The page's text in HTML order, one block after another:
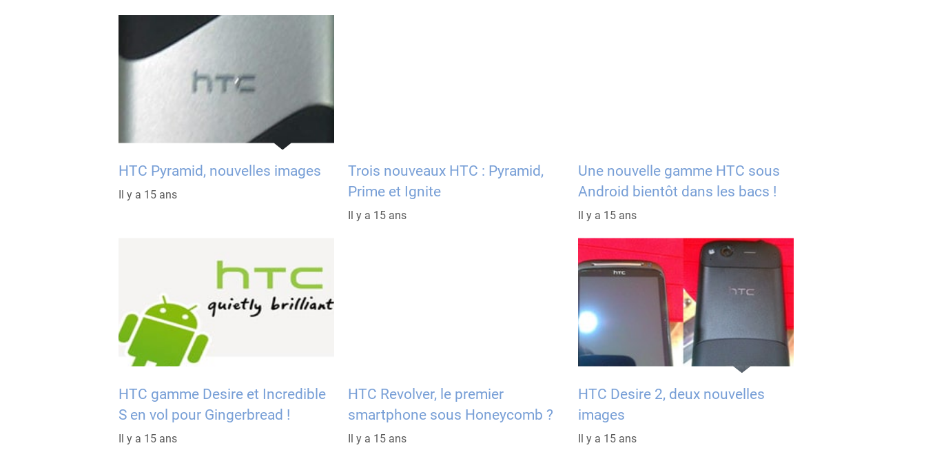
HTC Pyramid, nouvelles images
Il y a 15 ans
Trois nouveaux HTC : Pyramid,
Prime et Ignite
Il y a 15 ans
Une nouvelle gamme HTC sous
Android bientôt dans les bacs !
Il y a 15 ans
HTC gamme Desire et Incredible
S en vol pour Gingerbread !
Il y a 15 ans
HTC Revolver, le premier
smartphone sous Honeycomb ?
Il y a 15 ans
HTC Desire 2, deux nouvelles
images
Il y a 15 ans